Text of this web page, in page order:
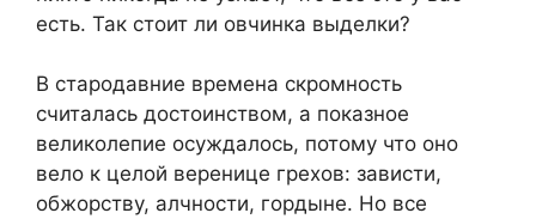
есть. Так стоит ли овчинка выделки?
В стародавние времена скромность
считалась достоинством, а показное
великолепие осуждалось, потому что оно
вело к целой веренице грехов: зависти,
обжорству, алчности, гордыне. Но все